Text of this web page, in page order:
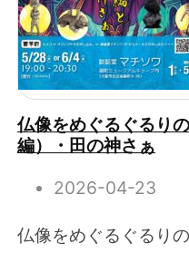
仏像をめぐるぐるり
編）・田の神さぁ
2026-04-23
仏像をめぐるぐるり